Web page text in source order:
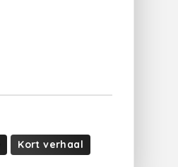
Kort verhaal